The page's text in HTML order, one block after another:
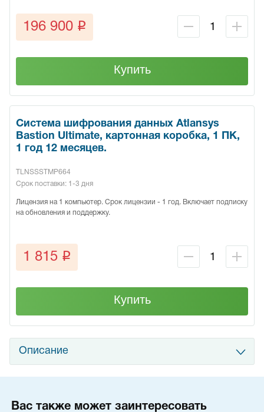
196 900 q
Купить
Система шифрования данных Atlansys
Bastion Ultimate, картонная коробка, 1 ПК,
1 год 12 месяцев.
TLNSSSTMP664
Срок поставки: 1-3 дня
Лицензия на 1 компьютер. Срок лицензии - 1 год. Включает подписку
на обновления и поддержку.
1 815 q
Купить
Описание
Вас также может заинтересовать